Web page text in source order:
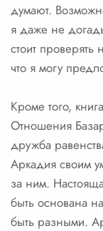
думают.
я даже не
стоит
что я могу
Кроме того,
Отношения
дружба
Аркадия своим
за ним.
быть основана
быть разными.